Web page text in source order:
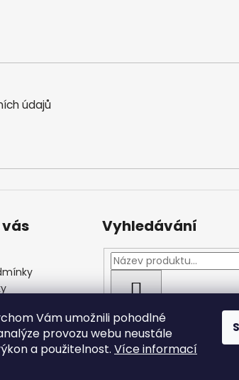
Vám umožnili pohodlné
provozu webu neustále
a použitelnost. Více informací
údajů
Vyhledávání
HLEDAT